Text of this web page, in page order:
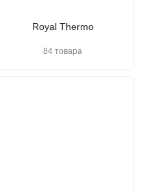
Royal Thermo
84 товара